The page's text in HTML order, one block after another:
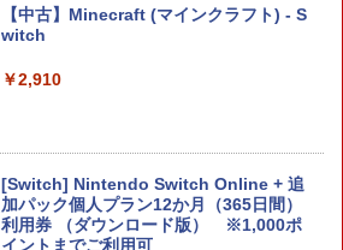
￥7,106
（シュタインズゲート リブート） 通常
版 [BEE-P-AB55A NSW2 シュタインズ
ゲ-ト リブ-ト ツウジョウ]
￥1,980
￥3,220
【中古】Minecraft (マインクラフト) - S
witch
￥2,910
[Switch] Nintendo Switch Online + 追
加パック個人プラン12か月（365日間）
利用券 （ダウンロード版） ※1,000ポ
イントまでご利用可